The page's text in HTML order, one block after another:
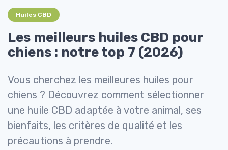
Huiles CBD
Les meilleurs huiles CBD pour
chiens : notre top 7 (2026)
Vous cherchez les meilleures huiles pour
chiens ? Découvrez comment sélectionner
une huile CBD adaptée à votre animal, ses
bienfaits, les critères de qualité et les
précautions à prendre.